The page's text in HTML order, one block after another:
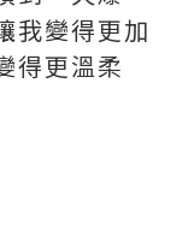
我變得更加
得更溫柔